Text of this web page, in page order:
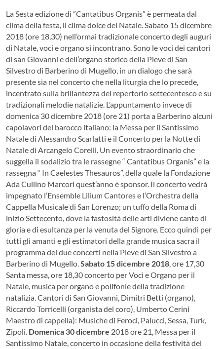
La Sesta edizione di ”Cantatibus Organis” è permeata dal
clima della festa, il clima dolce del Natale. Sabato 15 dicembre
2018 (ore 18,30) nell’ormai tradizionale concerto degli auguri
di Natale, voci e organo si incontrano. Sono le voci dei cantori
di san Giovanni e dell’organo storico della Pieve di San
Silvestro di Barberino di Mugello, in un dialogo che sarà
presente sia nel concerto che nella liturgia che lo precede,
incentrato sulla brillantezza del repertorio settecentesco e su
tradizionali melodie natalizie. L’appuntamento invece di
domenica 30 dicembre 2018 (ore 21) porta a Barberino alcuni
capolavori del barocco italiano: la Messa per il Santissimo
Natale di Alessandro Scarlatti e il Concerto per la Notte di
Natale di Arcangelo Corelli. Un evento straordinario che
suggella il sodalizio tra le rassegne “ Cantatibus Organis” e la
rassegna “ In Caelestes Thesauros”, della quale la Fondazione
Ada Cullino Marcori quest’anno è sponsor. Il concerto vedrà
impegnato l’Ensemble Lilium Cantores e l’Orchestra della
Cappella Musicale di San Lorenzo; un tuffo della Roma di
inizio Settecento, dove la fastosità delle arti diviene canto di
gloria e di esultanza per la venuta del Signore. Ecco quindi per
tutti gli amanti e gli estimatori della grande musica sacra il
programma dei due concerti nella Pieve di San Silvestro a
Barberino di Mugello.Sabato 15 dicembre 2018, ore 17,30
Santa messa, ore 18,30 concerto per Voci e Organo per il
Natale, musica per organo e polifonie della tradizione
natalizia. Cantori di San Giovanni, Dimitri Betti (organo),
Riccardo Torricelli (organista del coro), Umberto Cerini
Maestro di cappella): Musiche di Feroci, Palucci, Sessa, Turk,
Zipoli. Domenica 30 dicembre 2018 ore 21, Messa per il
Santissimo Natale, concerto in occasione della festività del